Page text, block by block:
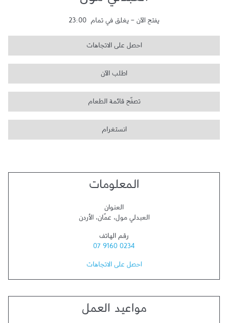
يفتح الآن - يغلق في تمام 23:00
احصل على الاتجاهات
اطلب الآن
تصفّح قائمة الطعام
انستغرام
المعلومات
العنوان
العبدلي مول، عمّان،الأردن
رقم الهاتف
07 9160 0234
احصل على الاتجاهات
مواعيد العمل